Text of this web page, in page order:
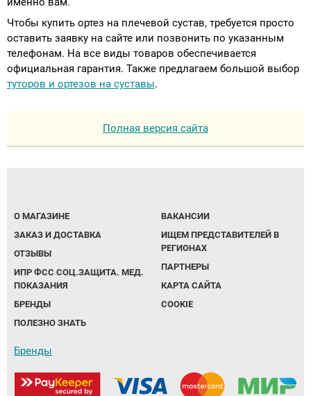
Чтобы купить ортез на плечевой сустав, требуется просто
оставить заявку на сайте или позвонить по указанным
телефонам. На все виды товаров обеспечивается
официальная гарантия. Также предлагаем большой выбор
туторов и ортезов на суставы.
Полная версия сайта
О МАГАЗИНЕ
ЗАКАЗ И ДОСТАВКА
ОТЗЫВЫ
ИПР ФСС СОЦ.ЗАЩИТА. МЕД.
ПОКАЗАНИЯ
БРЕНДЫ
ПОЛЕЗНО ЗНАТЬ
ВАКАНСИИ
ИЩЕМ ПРЕДСТАВИТЕЛЕЙ В
РЕГИОНАХ
ПАРТНЕРЫ
КАРТА САЙТА
COOKIE
Бренды